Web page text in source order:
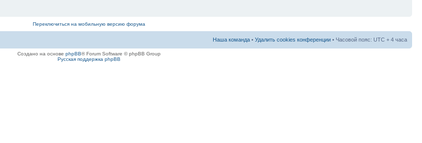
Переключиться на мобильную версию форума
Наша команда • Удалить cookies конференции • Часовой пояс: UTC + 4 часа
Создано на основе phpBB® Forum Software © phpBB Group
Русская поддержка phpBB